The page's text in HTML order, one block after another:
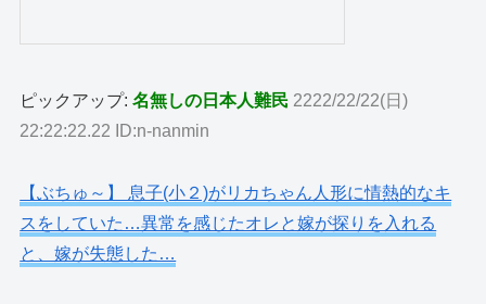
ピックアップ:名無しの日本人難民 2222/22/22(日)
22:22:22.22 ID:n-nanmin
【ぶちゅ～】 息子(小２)がリカちゃん人形に情熱的なキ
スをしていた…異常を感じたオレと嫁が探りを入れる
と、嫁が失態した…